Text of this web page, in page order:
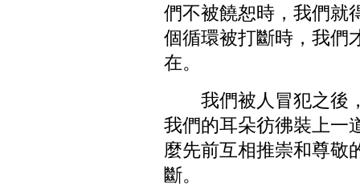
們不被饒恕時，我們就
個循環被打斷時，我們
在。
我們被人冒犯之後
我們的耳朵彷彿裝上一
麼先前互相推崇和尊敬
斷。